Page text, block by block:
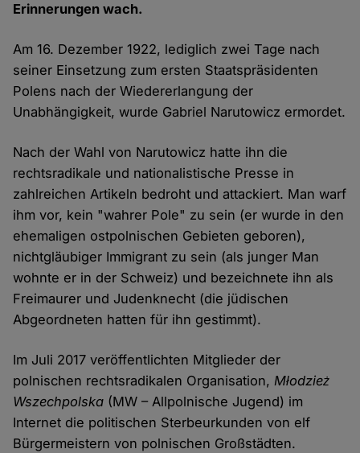
Erinnerungen wach.
Am 16. Dezember 1922, lediglich zwei Tage nach
seiner Einsetzung zum ersten Staatspräsidenten
Polens nach der Wiedererlangung der
Unabhängigkeit, wurde Gabriel Narutowicz ermordet.
Nach der Wahl von Narutowicz hatte ihn die
rechtsradikale und nationalistische Presse in
zahlreichen Artikeln bedroht und attackiert. Man warf
ihm vor, kein "wahrer Pole" zu sein (er wurde in den
ehemaligen ostpolnischen Gebieten geboren),
nichtgläubiger Immigrant zu sein (als junger Man
wohnte er in der Schweiz) und bezeichnete ihn als
Freimaurer und Judenknecht (die jüdischen
Abgeordneten hatten für ihn gestimmt).
Im Juli 2017 veröffentlichten Mitglieder der
polnischen rechtsradikalen Organisation,Młodzież
Wszechpolska (MW – Allpolnische Jugend) im
Internet die politischen Sterbeurkunden von elf
Bürgermeistern von polnischen Großstädten.